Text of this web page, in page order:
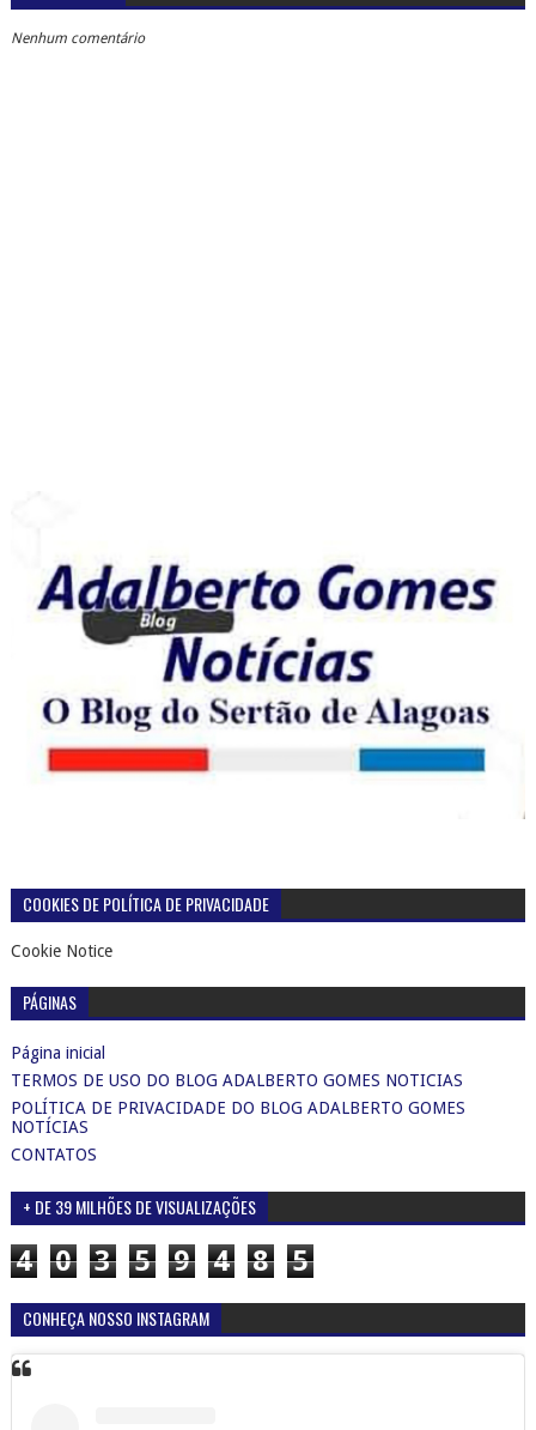
Nenhum comentário
COOKIES DE POLÍTICA DE PRIVACIDADE
Cookie Notice
PÁGINAS
Página inicial
TERMOS DE USO DO BLOG ADALBERTO GOMES NOTICIAS
POLÍTICA DE PRIVACIDADE DO BLOG ADALBERTO GOMES
NOTÍCIAS
CONTATOS
+ DE 39 MILHÕES DE VISUALIZAÇÕES
4 0 3 5 9 4 8 5
CONHEÇA NOSSO INSTAGRAM